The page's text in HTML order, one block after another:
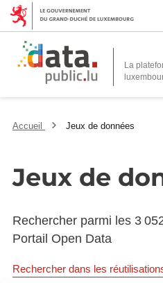
La
Accueil Jeux de données
Jeux de
Rechercher parmi les 3
Portail Open Data
Rechercher dans les